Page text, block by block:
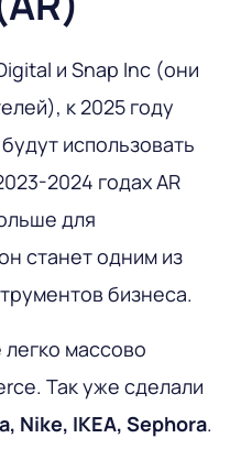
и Snap Inc (они
к 2025 году
использовать
2024 годах AR
для
станет одним из
бизнеса.
легко массово
Так уже сделали
Nike, IKEA, Sephora.